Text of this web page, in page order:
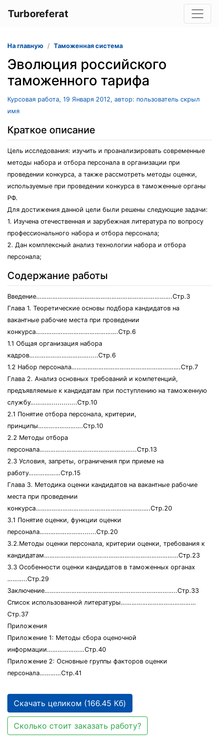
Turboreferat
На главную Таможенная система
Эволюция российского
таможенного тарифа
Курсовая работа, 19 Января 2012, автор: пользователь скрыл
имя
Краткое описание
Цель исследования: изучить и проанализировать современные
методы набора и отбора персонала в организации при
проведении конкурса, а также рассмотреть методы оценки,
используемые при проведении конкурса в таможенные органы
РФ.
Для достижения данной цели были решены следующие задачи:
1. Изучена отечественная и зарубежная литература по вопросу
профессионального набора и отбора персонала;
2. Дан комплексный анализ технологии набора и отбора
персонала;
Содержание работы
Введение………………………………………………………………….Стр.3
Глава 1. Теоретические основы подбора кандидатов на
вакантные рабочие места при проведении
конкурса……………………………………….Стр.6
1.1 Общая организация набора
кадров…………………………….....Стр.6
1.2 Набор персонала…………………………………………………….Стр.7
Глава 2. Анализ основных требований и компетенций,
предъявляемые к кандидатам при поступлению на таможенную
службу………….............Стр.10
2.1 Понятие отбора персонала, критерии,
принципы…………………….Стр.10
2.2 Методы отбора
персонала……………………………………………...Стр.13
2.3 Условия, запреты, ограничения при приеме на
работу………………Стр.15
Глава 3. Методика оценки кандидатов на вакантные рабочие
места при проведении
конкурса……………………………………………………….Стр.20
3.1 Понятие оценки, функции оценки
персонала…………………….......Стр.20
3.2.Методы оценки персонала, критерии оценки, требования к
кандидатам…………………………………………………………………Стр.23
3.3 Особенности оценки кандидатов в таможенных органах
………..Стр.29
Заключение………………………………………………………………..Стр.33
Список использованной литературы……………………………………
Стр.37
Приложения
Приложение 1: Методы сбора оценочной
информации…………………Стр.40
Приложение 2: Основные группы факторов оценки
персонала…………Стр.41
Скачать целиком (166.45 Кб)
Сколько стоит заказать работу?